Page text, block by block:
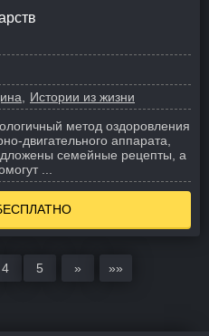
Истории из жизни
метод оздоровления
двигательного аппарата,
семейные рецепты, а
...
4 5 » »»